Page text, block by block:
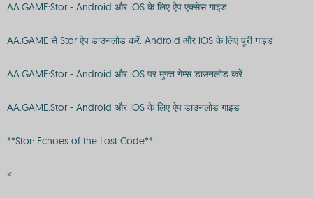
AA.GAME:Stor - Android और iOS के लिए ऐप एक्सेस गाइड
AA.GAME से Stor ऐप डाउनलोड करें: Android और iOS के लिए पूरी गाइड
AA.GAME:Stor - Android और iOS पर मुफ्त गेम्स डाउनलोड करें
AA.GAME:Stor - Android और iOS के लिए ऐप डाउनलोड गाइड
**Stor: Echoes of the Lost Code**
<